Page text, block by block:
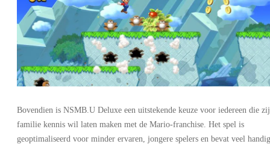
Bovendien is NSMB.U Deluxe een uitstekende keuze voor iedereen die
familie kennis wil laten maken met de Mario-franchise. Het spel is
geoptimaliseerd voor minder ervaren, jongere spelers en bevat veel